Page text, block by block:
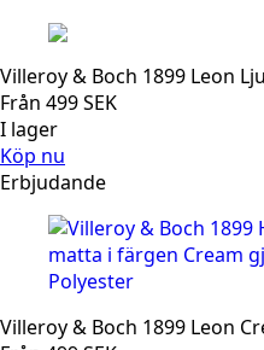
Villeroy & Boch 1899 Leon
Från 499SEK
I lager
Köp nu
Erbjudande
Villeroy & Boch 1899 Leon